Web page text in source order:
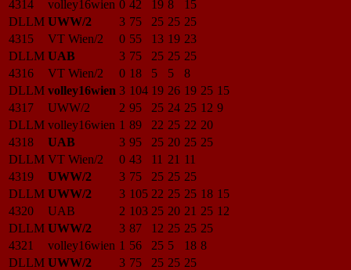
4314 volley16wien 0 42 19 8
15
DLLM UWW/2 3 75 25 25 25
4315
VT Wien/2 0 55 13 19 23
DLLM UAB 3 75 25 25 25
4316
VT Wien/2 0 18 5 5
8
DLLM volley16wien 3 104 19 26 19 25 15
4317
UWW/2 2 95 25 24 25 12 9
DLLM volley16wien 1 89 22 25 22 20
4318
UAB 3 95 25 20 25 25
DLLM VT Wien/2 0 43 11 21 11
4319
UWW/2 3 75 25 25 25
DLLM UWW/2 3 105 22 25 25 18 15
4320
UAB 2 103 25 20 21 25 12
DLLM UWW/2 3 87 12 25 25 25
4321
volley16wien 1 56 25 5 18 8
DLLM UWW/2 3 75 25 25 25